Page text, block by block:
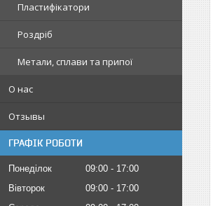
Пластифікатори
Роздріб
Метали, сплави та припої
О нас
Отзывы
ГРАФІК РОБОТИ
Понеділок 09:00
17:00
Вівторок
09:00
17:00